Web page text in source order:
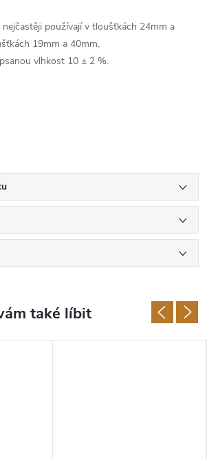
používají v tloušťkách 24mm a
19mm a 40mm.
vlhkost 10 ± 2 %.